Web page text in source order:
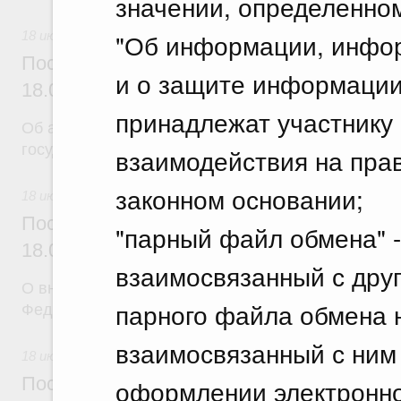
"Об информации,
и о защите
принадлежат
взаимодействия на
законном основании;
"парный файл обмена"
взаимосвязанный с
парного файла обмена
взаимосвязанный с
оформлении
Постановление Правительства
18.07.2026 г. № 904
Об авансировании
государственных контрактов
Постановление Правительства
18.07.2026 г. № 909
О внесении изменения в постановление
Федерации от 17 февраля 2024 г. № 179
Постановление Правительства